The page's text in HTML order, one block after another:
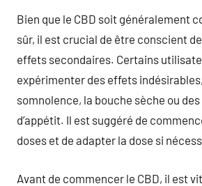
Bien que le CBD soit généralement
sûr, il est crucial de être conscient
effets secondaires. Certains
expérimenter des effets
somnolence, la bouche sèche ou
d’appétit. Il est suggéré de
doses et de adapter la dose si
Avant de commencer le CBD, il est